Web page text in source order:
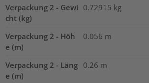
Verpackung 2 - Gewi
cht (kg)
0.72915 kg
Verpackung 2 - Höh
e (m)
0.056 m
Verpackung 2 - Läng
e (m)
0.26 m